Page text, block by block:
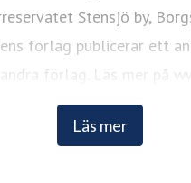
Läs mer
Stensjö by,
förlag publicerar ett
förlag. Läs mer på